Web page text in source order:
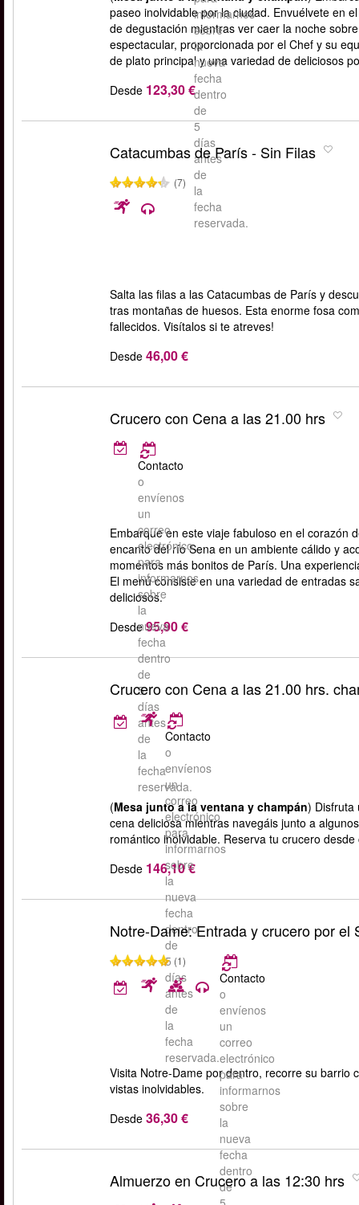
informarnos
sobre
la
nueva
fecha
dentro
de
5
días
antes
de
la
fecha
reservada.
paseo inolvidable por la ciudad. Envuélvete en
de degustación mientras ver caer la noche
espectacular, proporcionada por el Chef y su
de plato principal y una variedad de deliciosos
Desde 123,30 €
Catacumbas de París - Sin Filas
(7)
Salta las filas a las Catacumbas de París y
tras montañas de huesos. Esta enorme fosa
fallecidos. Visítalos si te atreves!
Desde 46,00 €
Crucero con Cena a las 21.00 hrs
Contacto
o
envíenos
un
correo
electrónico
para
informarnos
sobre
la
nueva
fecha
dentro
de
5
días
antes
de
la
fecha
reservada.
Embarque en este viaje fabuloso en el corazón
encanto del río Sena en un ambiente cálido y
momentos más bonitos de París. Una
El menú consiste en una variedad de entradas
deliciosos.
Desde 95,90 €
Crucero con Cena a las 21.00 hrs.
Contacto
o
envíenos
un
correo
electrónico
para
informarnos
sobre
la
nueva
fecha
dentro
de
5
días
antes
de
la
fecha
reservada.
(Mesa junto a la ventana y champán) Disfruta
cena deliciosa mientras navegáis junto a
romántico inolvidable. Reserva tu crucero
Desde 146,10 €
Notre-Dame: Entrada y crucero por el
(1)
Contacto
o
envíenos
un
correo
electrónico
para
informarnos
sobre
la
nueva
fecha
dentro
de
Visita Notre-Dame por dentro, recorre su barrio
vistas inolvidables.
Desde 36,30 €
Almuerzo en Crucero a las 12:30 hrs